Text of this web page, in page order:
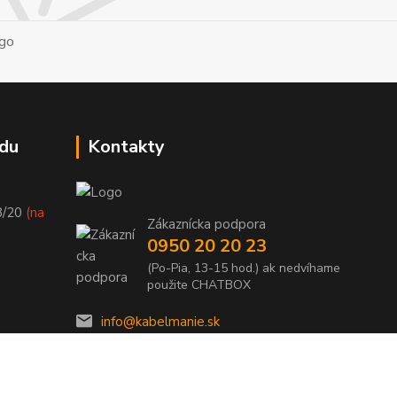
20 (na
Kontakty
Zákaznícka podpora
0950 20 20 23
(Po-Pia, 13-15 hod.) ak nedvíhame
použite CHATBOX
info@kabelmanie.sk